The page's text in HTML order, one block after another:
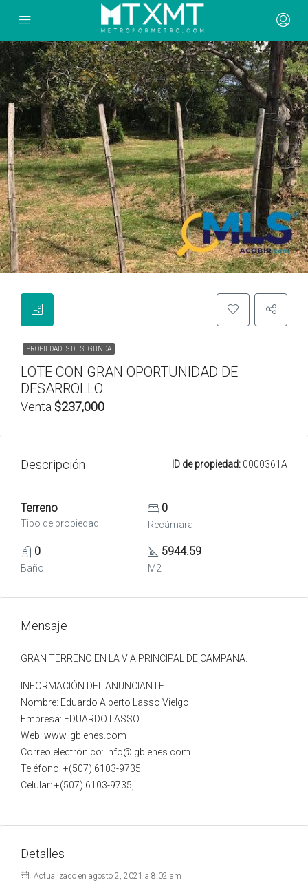
PROPIEDADES DE SEGUNDA
LOTE CON GRAN OPORTUNIDAD DE
DESARROLLO
Venta $237,000
Descripción ID de propiedad: 0000361A
Terreno
Tipo de propiedad
0
Recámara
0
Baño
5944.59
M2
Mensaje
GRAN TERRENO EN LA VIA PRINCIPAL DE CAMPANA.
INFORMACIÓN DEL ANUNCIANTE:
Nombre: Eduardo Alberto Lasso Vielgo
Empresa: EDUARDO LASSO
Web: www.lgbienes.com
Correo electrónico: info@lgbienes.com
Teléfono: +(507) 6103-9735
Celular: +(507) 6103-9735,
Detalles
Actualizado en agosto 2, 2021 a 8:02 am